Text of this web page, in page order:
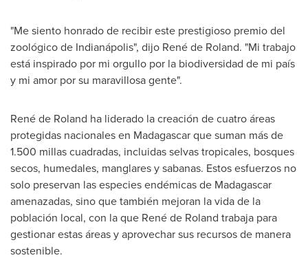
"Me siento honrado de recibir este prestigioso premio del
zoológico de Indianápolis", dijo René de Roland. "Mi trabajo
está inspirado por mi orgullo por la biodiversidad de mi país
y mi amor por su maravillosa gente".
René de Roland ha liderado la creación de cuatro áreas
protegidas nacionales en Madagascarque suman más de
1.500 millas cuadradas, incluidas selvas tropicales, bosques
secos, humedales, manglares y sabanas. Estos esfuerzos no
solo preservan las especies endémicas de Madagascar
amenazadas, sino que también mejoran la vida de la
población local, con la que René de Roland trabaja para
gestionar estas áreas y aprovechar sus recursos de manera
sostenible.